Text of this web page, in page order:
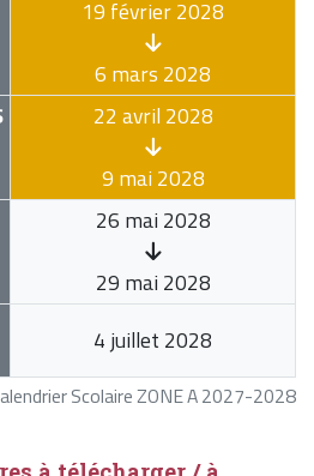
Scolaire ZONE A 2027-2028
19 février 2028
6 mars 2028
22 avril 2028
9 mai 2028
26 mai 2028
29 mai 2028
4 juillet 2028